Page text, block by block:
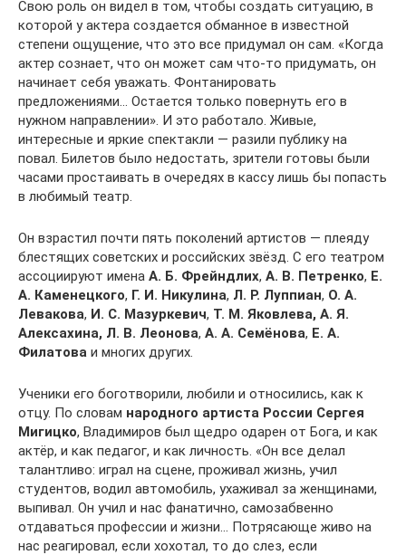
Свою роль он видел в том, чтобы создать ситуацию, в
которой у актера создается обманное в известной
степени ощущение, что это все придумал он сам. «Когда
актер сознает, что он может сам что-то придумать, он
начинает себя уважать. Фонтанировать
предложениями… Остается только повернуть его в
нужном направлении». И это работало. Живые,
интересные и яркие спектакли — разили публику на
повал. Билетов было недостать, зрители готовы были
часами простаивать в очередях в кассу лишь бы попасть
в любимый театр.
Он взрастил почти пять поколений артистов — плеяду
блестящих советских и российских звёзд. С его театром
ассоциируют имена А. Б. Фрейндлих, А. В. Петренко, Е.
А. Каменецкого, Г. И. Никулина, Л. Р. Луппиан, О. А.
Левакова, И. С. Мазуркевич, Т. М. Яковлева, А. Я.
Алексахина, Л. В. Леонова, А. А. Семёнова, Е. А.
Филатова и многих других.
Ученики его боготворили, любили и относились, как к
отцу. По словам народного артиста России Сергея
Мигицко, Владимиров был щедро одарен от Бога, и как
актёр, и как педагог, и как личность. «Он все делал
талантливо: играл на сцене, проживал жизнь, учил
студентов, водил автомобиль, ухаживал за женщинами,
выпивал. Он учил и нас фанатично, самозабвенно
отдаваться профессии и жизни… Потрясающе живо на
нас реагировал, если хохотал, то до слез, если